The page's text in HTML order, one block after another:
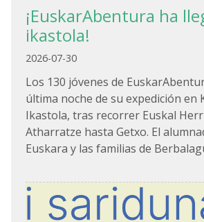
¡EuskarAbentura ha
ikastola!
2026-07-30
Los 130 jóvenes de
última noche de su expedición en
Ikastola, tras recorrer Euskal
Atharratze hasta Getxo. El
Euskara y las familias de